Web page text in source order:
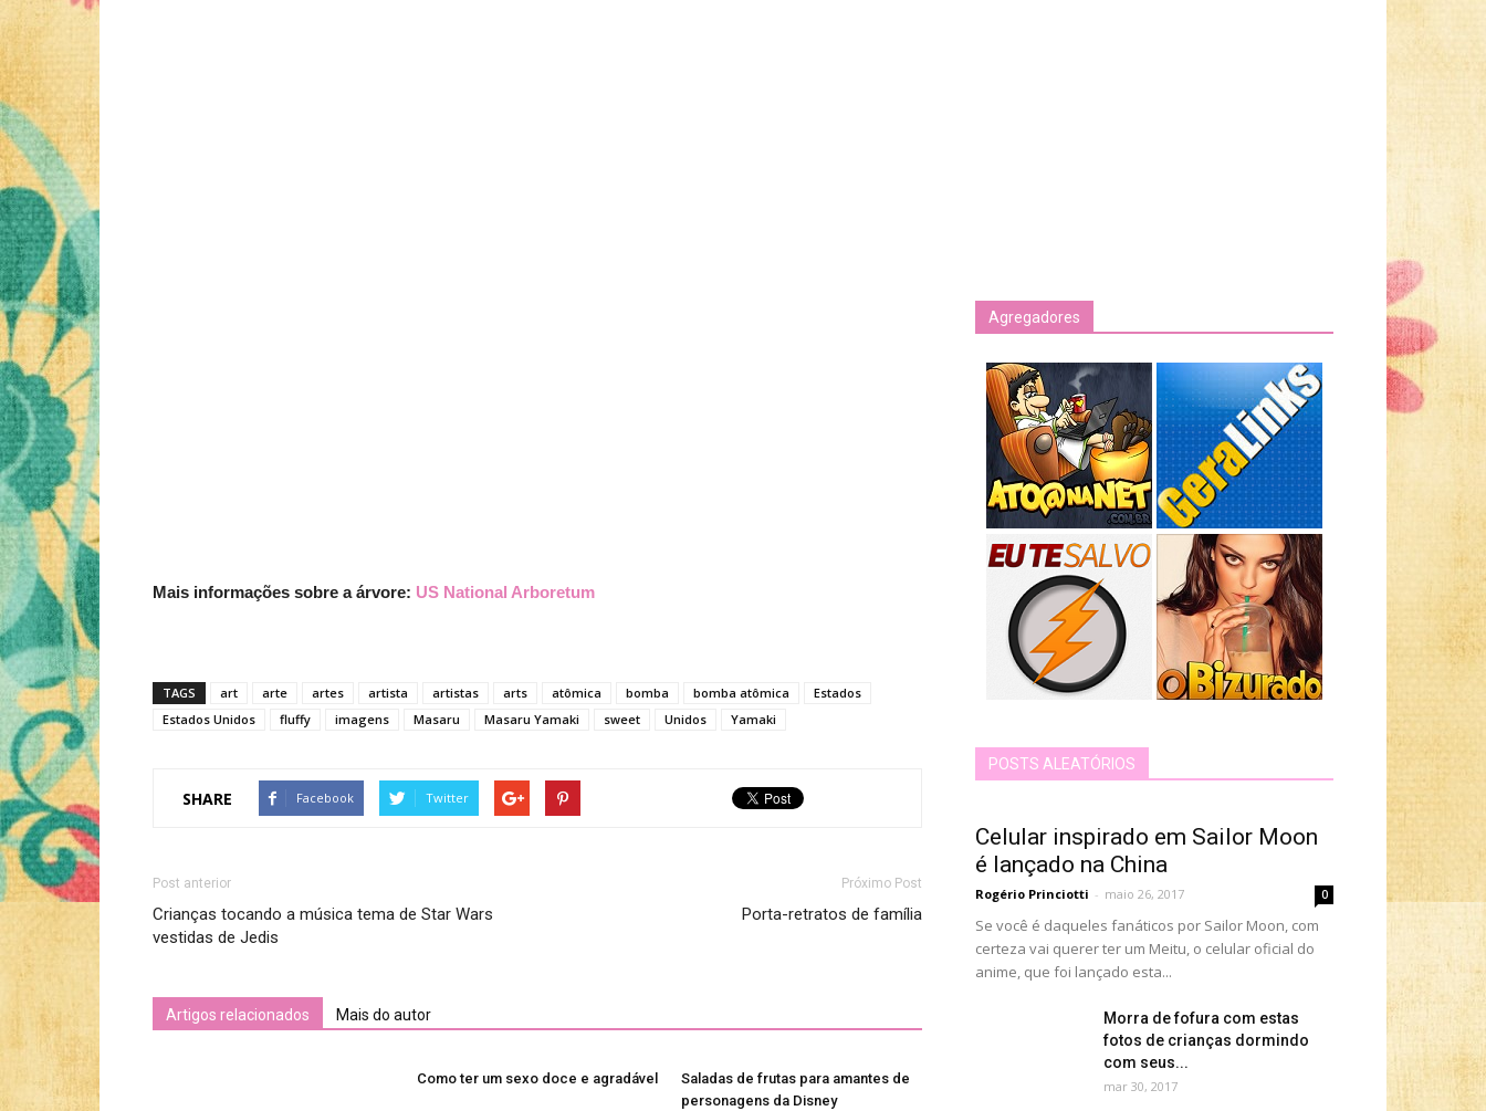
Mais informações sobre a árvore: US National Arboretum
TAGS art arte artes artista artistas arts atômica bomba bomba atômica
Estados
Estados Unidos
fluffy imagens Masaru Masaru Yamaki sweet Unidos Yamaki
SHARE Facebook Twitter
Post anterior
Crianças tocando a música tema de Star Wars
vestidas de Jedis
Próximo Post
Porta-retratos de família
Artigos relacionados Mais do autor
Como ter um sexo doce e agradável
Saladas de frutas para amantes de
personagens da Disney
Agregadores
POSTS ALEATÓRIOS
Celular inspirado em Sailor Moon
é lançado na China
Rogério Princiotti - maio 26, 2017 0
Se você é daqueles fanáticos por Sailor Moon, com
certeza vai querer ter um Meitu, o celular oficial do
anime, que foi lançado esta...
Morra de fofura com estas
fotos de crianças dormindo
com seus...
mar 30, 2017